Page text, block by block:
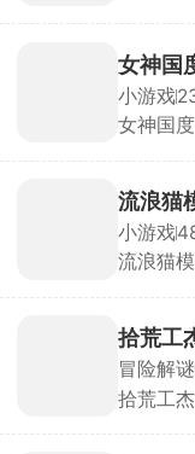
造者，
成的广
为可触
世界，
女神国
小游戏
女神国
女，她
自由搭
闯关自
机，解
流浪猫
小游戏
流浪猫
只渺小
机四伏
步惊心
拾荒工
冒险解谜
拾荒工